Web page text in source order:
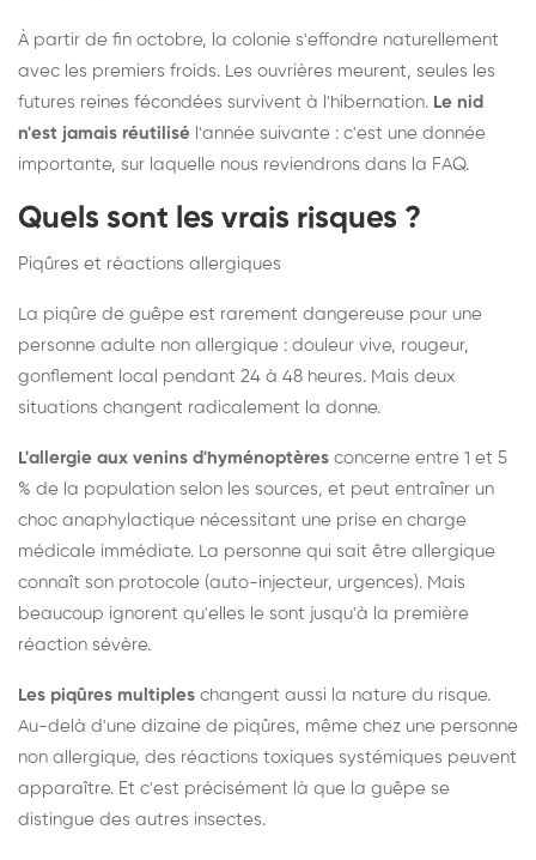
À partir de fin octobre, la colonie s'effondre naturellement
avec les premiers froids. Les ouvrières meurent, seules les
futures reines fécondées survivent à l'hibernation. Le nid
n'est jamais réutilisé l'année suivante : c'est une donnée
importante, sur laquelle nous reviendrons dans la FAQ.
Quels sont les vrais risques ?
Piqûres et réactions allergiques
La piqûre de guêpe est rarement dangereuse pour une
personne adulte non allergique : douleur vive, rougeur,
gonflement local pendant 24 à 48 heures. Mais deux
situations changent radicalement la donne.
L'allergie aux venins d'hyménoptères concerne entre 1 et 5
% de la population selon les sources, et peut entraîner un
choc anaphylactique nécessitant une prise en charge
médicale immédiate. La personne qui sait être allergique
connaît son protocole (auto-injecteur, urgences). Mais
beaucoup ignorent qu'elles le sont jusqu'à la première
réaction sévère.
Les piqûres multiples changent aussi la nature du risque.
Au-delà d'une dizaine de piqûres, même chez une personne
non allergique, des réactions toxiques systémiques peuvent
apparaître. Et c'est précisément là que la guêpe se
distingue des autres insectes.